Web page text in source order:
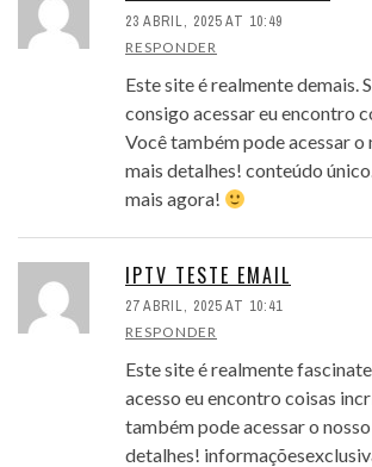
23 ABRIL, 2025 AT 10:49
RESPONDER
Este site é realmente demais.
consigo acessar eu encontro
Você também pode acessar o
mais detalhes! conteúdo
mais agora!
IPTV TESTE EMAIL
27 ABRIL, 2025 AT 10:41
RESPONDER
Este site é realmente
acesso eu encontro coisas
também pode acessar o
detalhes!